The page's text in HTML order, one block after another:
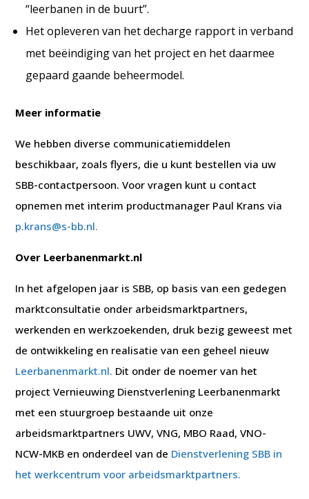
“leerbanen in de buurt”.
Het opleveren van het decharge rapport in verband
met beëindiging van het project en het daarmee
gepaard gaande beheermodel.
Meer informatie
We hebben diverse communicatiemiddelen
beschikbaar, zoals flyers, die u kunt bestellen via uw
SBB-contactpersoon. Voor vragen kunt u contact
opnemen met interim productmanager Paul Krans via
p.krans@s-bb.nl.
Over Leerbanenmarkt.nl
In het afgelopen jaar is SBB, op basis van een gedegen
marktconsultatie onder arbeidsmarktpartners,
werkenden en werkzoekenden, druk bezig geweest met
de ontwikkeling en realisatie van een geheel nieuw
Leerbanenmarkt.nl. Dit onder de noemer van het
project Vernieuwing Dienstverlening Leerbanenmarkt
met een stuurgroep bestaande uit onze
arbeidsmarktpartners UWV, VNG, MBO Raad, VNO-
NCW-MKB en onderdeel van de Dienstverlening SBB in
het werkcentrum voor arbeidsmarktpartners.